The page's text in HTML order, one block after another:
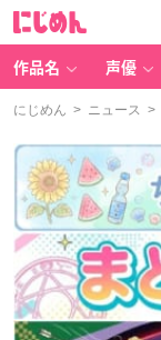
作品名 声優
にじめん > ニュース >